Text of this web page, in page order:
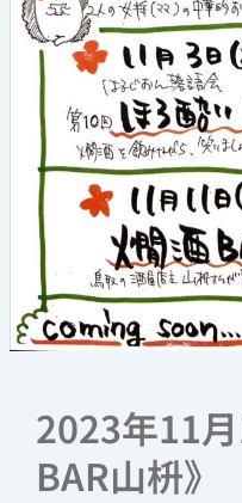
2023年11
BAR山枡》